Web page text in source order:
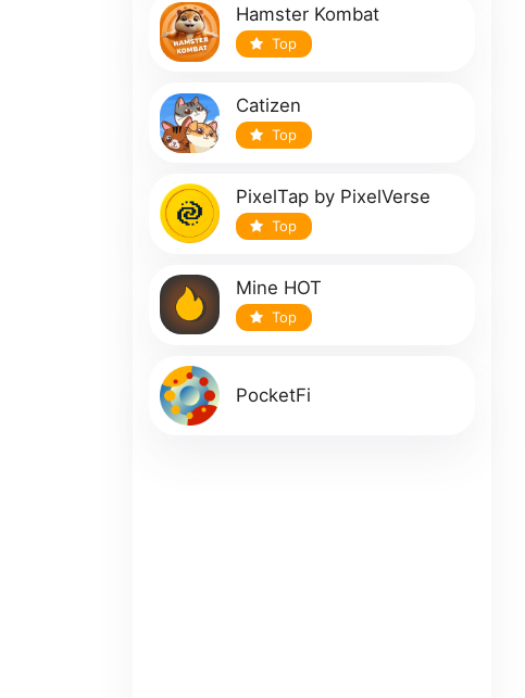
Hamster Kombat
Top
Catizen
Top
PixelTap by PixelVerse
Top
Mine HOT
Top
PocketFi